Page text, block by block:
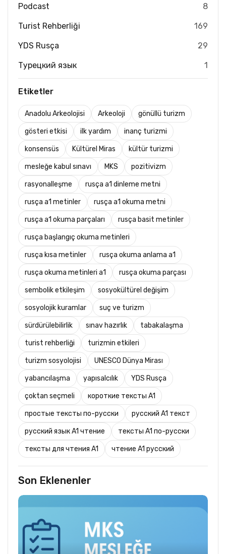
Podcast 8
Turist Rehberliği 169
YDS Rusça 29
Турецкий язык 1
Etiketler
Anadolu Arkeolojisi Arkeoloji gönüllü turizm
gösteri etkisi ilk yardım inanç turizmi
konsensüs Kültürel Miras kültür turizmi
mesleğe kabul sınavı MKS pozitivizm
rasyonalleşme rusça a1 dinleme metni
rusça a1 metinler rusça a1 okuma metni
rusça a1 okuma parçaları rusça basit metinler
rusça başlangıç okuma metinleri
rusça kısa metinler rusça okuma anlama a1
rusça okuma metinleri a1 rusça okuma parçası
sembolik etkileşim sosyokültürel değişim
sosyolojik kuramlar suç ve turizm
sürdürülebilirlik sınav hazırlık tabakalaşma
turist rehberliği turizmin etkileri
turizm sosyolojisi UNESCO Dünya Mirası
yabancılaşma yapısalcılık YDS Rusça
çoktan seçmeli короткие тексты A1
простые тексты по-русски русский A1 текст
русский язык A1 чтение тексты A1 по-русски
тексты для чтения A1 чтение A1 русский
Son Eklenenler